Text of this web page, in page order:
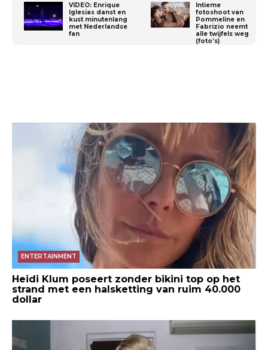
VIDEO: Enrique
Iglesias danst en
kust minutenlang
met Nederlandse
fan
Intieme
fotoshoot van
Pommeline en
Fabrizio neemt
alle twijfels weg
(foto’s)
ENTERTAINMENT
Heidi Klum poseert zonder bikini top op het
strand met een halsketting van ruim 40.000
dollar